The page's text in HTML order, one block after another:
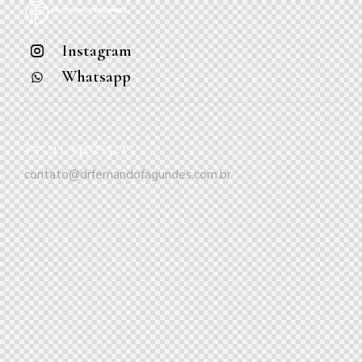
Instagram
Whatsapp
+55 41 3402-5235
contato@drfernandofagundes.com.br